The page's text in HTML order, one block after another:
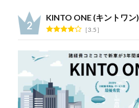
KINTO ONE (キントワン)
3.5